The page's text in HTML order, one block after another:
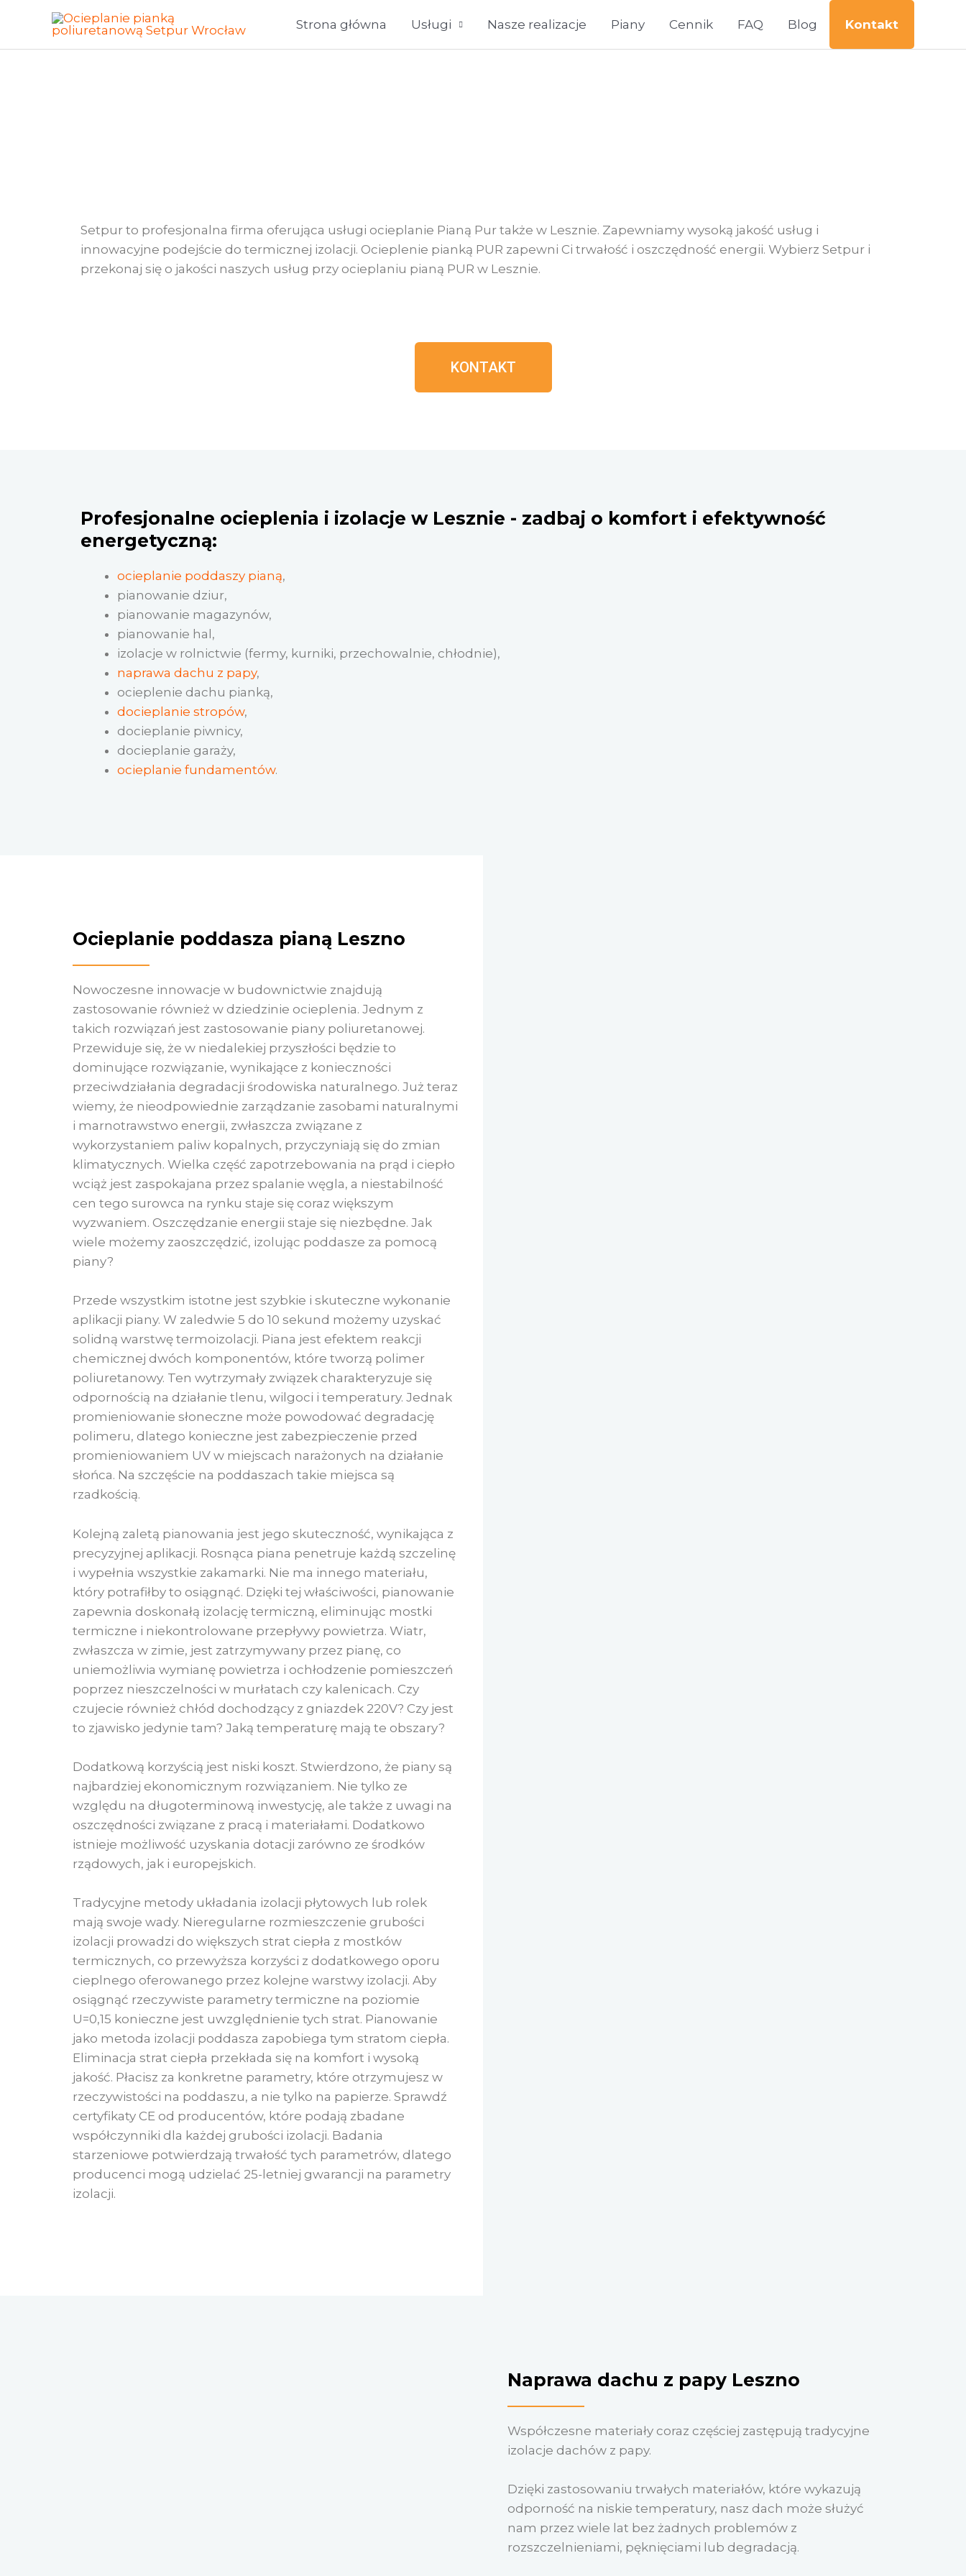
content
Strona główna Usługi Nasze realizacje Piany Cennik FAQ Blog Kontakt
Setpur to profesjonalna firma oferująca usługi ocieplanie Pianą Pur także w Lesznie. Zapewniamy wysoką jakość usług i
innowacyjne podejście do termicznej izolacji. Ocieplenie pianką PUR zapewni Ci trwałość i oszczędność energii. Wybierz Setpur i
przekonaj się o jakości naszych usług przy ocieplaniu pianą PUR w Lesznie.
KONTAKT
Profesjonalne ocieplenia i izolacje w Lesznie - zadbaj o komfort i efektywność
energetyczną:
ocieplanie poddaszy pianą,
pianowanie dziur,
pianowanie magazynów,
pianowanie hal,
izolacje w rolnictwie (fermy, kurniki, przechowalnie, chłodnie),
naprawa dachu z papy,
ocieplenie dachu pianką,
docieplanie stropów,
docieplanie piwnicy,
docieplanie garaży,
ocieplanie fundamentów.
Ocieplanie poddasza pianą Leszno
Nowoczesne innowacje w budownictwie znajdują
zastosowanie również w dziedzinie ocieplenia. Jednym z
takich rozwiązań jest zastosowanie piany poliuretanowej.
Przewiduje się, że w niedalekiej przyszłości będzie to
dominujące rozwiązanie, wynikające z konieczności
przeciwdziałania degradacji środowiska naturalnego. Już teraz
wiemy, że nieodpowiednie zarządzanie zasobami naturalnymi
i marnotrawstwo energii, zwłaszcza związane z
wykorzystaniem paliw kopalnych, przyczyniają się do zmian
klimatycznych. Wielka część zapotrzebowania na prąd i ciepło
wciąż jest zaspokajana przez spalanie węgla, a niestabilność
cen tego surowca na rynku staje się coraz większym
wyzwaniem. Oszczędzanie energii staje się niezbędne. Jak
wiele możemy zaoszczędzić, izolując poddasze za pomocą
piany?
Przede wszystkim istotne jest szybkie i skuteczne wykonanie
aplikacji piany. W zaledwie 5 do 10 sekund możemy uzyskać
solidną warstwę termoizolacji. Piana jest efektem reakcji
chemicznej dwóch komponentów, które tworzą polimer
poliuretanowy. Ten wytrzymały związek charakteryzuje się
odpornością na działanie tlenu, wilgoci i temperatury. Jednak
promieniowanie słoneczne może powodować degradację
polimeru, dlatego konieczne jest zabezpieczenie przed
promieniowaniem UV w miejscach narażonych na działanie
słońca. Na szczęście na poddaszach takie miejsca są
rzadkością.
Kolejną zaletą pianowania jest jego skuteczność, wynikająca z
precyzyjnej aplikacji. Rosnąca piana penetruje każdą szczelinę
i wypełnia wszystkie zakamarki. Nie ma innego materiału,
który potrafiłby to osiągnąć. Dzięki tej właściwości, pianowanie
zapewnia doskonałą izolację termiczną, eliminując mostki
termiczne i niekontrolowane przepływy powietrza. Wiatr,
zwłaszcza w zimie, jest zatrzymywany przez pianę, co
uniemożliwia wymianę powietrza i ochłodzenie pomieszczeń
poprzez nieszczelności w murłatach czy kalenicach. Czy
czujecie również chłód dochodzący z gniazdek 220V? Czy jest
to zjawisko jedynie tam? Jaką temperaturę mają te obszary?
Dodatkową korzyścią jest niski koszt. Stwierdzono, że piany są
najbardziej ekonomicznym rozwiązaniem. Nie tylko ze
względu na długoterminową inwestycję, ale także z uwagi na
oszczędności związane z pracą i materiałami. Dodatkowo
istnieje możliwość uzyskania dotacji zarówno ze środków
rządowych, jak i europejskich.
Tradycyjne metody układania izolacji płytowych lub rolek
mają swoje wady. Nieregularne rozmieszczenie grubości
izolacji prowadzi do większych strat ciepła z mostków
termicznych, co przewyższa korzyści z dodatkowego oporu
cieplnego oferowanego przez kolejne warstwy izolacji. Aby
osiągnąć rzeczywiste parametry termiczne na poziomie
U=0,15 konieczne jest uwzględnienie tych strat. Pianowanie
jako metoda izolacji poddasza zapobiega tym stratom ciepła.
Eliminacja strat ciepła przekłada się na komfort i wysoką
jakość. Płacisz za konkretne parametry, które otrzymujesz w
rzeczywistości na poddaszu, a nie tylko na papierze. Sprawdź
certyfikaty CE od producentów, które podają zbadane
współczynniki dla każdej grubości izolacji. Badania
starzeniowe potwierdzają trwałość tych parametrów, dlatego
producenci mogą udzielać 25-letniej gwarancji na parametry
izolacji.
Naprawa dachu z papy Leszno
Współczesne materiały coraz częściej zastępują tradycyjne
izolacje dachów z papy.
Dzięki zastosowaniu trwałych materiałów, które wykazują
odporność na niskie temperatury, nasz dach może służyć
nam przez wiele lat bez żadnych problemów z
rozszczelnieniami, pęknięciami lub degradacją.